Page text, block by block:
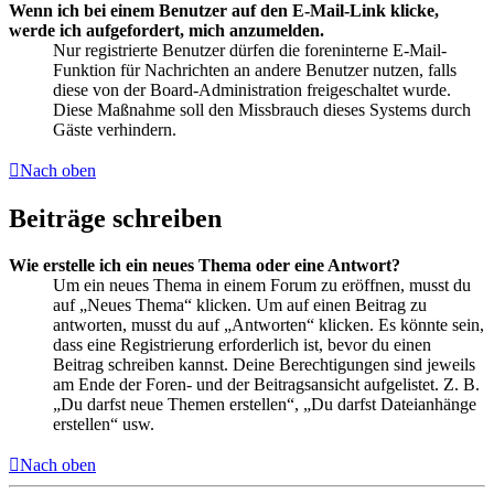
Wenn ich bei einem Benutzer auf den E-Mail-Link klicke,
werde ich aufgefordert, mich anzumelden.
Nur registrierte Benutzer dürfen die foreninterne E-Mail-
Funktion für Nachrichten an andere Benutzer nutzen, falls
diese von der Board-Administration freigeschaltet wurde.
Diese Maßnahme soll den Missbrauch dieses Systems durch
Gäste verhindern.
Nach oben
Beiträge schreiben
Wie erstelle ich ein neues Thema oder eine Antwort?
Um ein neues Thema in einem Forum zu eröffnen, musst du
auf „Neues Thema“ klicken. Um auf einen Beitrag zu
antworten, musst du auf „Antworten“ klicken. Es könnte sein,
dass eine Registrierung erforderlich ist, bevor du einen
Beitrag schreiben kannst. Deine Berechtigungen sind jeweils
am Ende der Foren- und der Beitragsansicht aufgelistet. Z. B.
„Du darfst neue Themen erstellen“, „Du darfst Dateianhänge
erstellen“ usw.
Nach oben